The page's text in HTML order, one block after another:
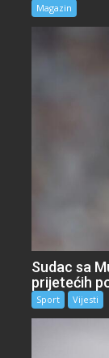
Magazin
Sudac sa
prijetećih
Sport Vijesti